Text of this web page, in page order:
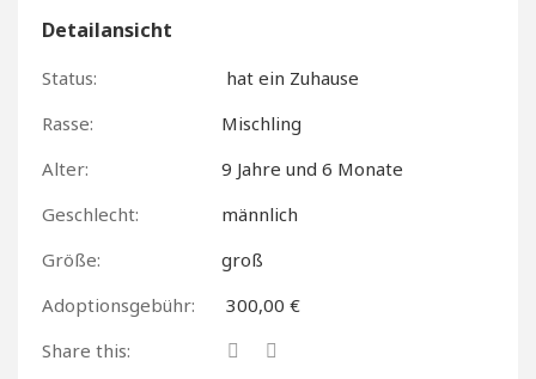
Detailansicht
Status:
hat ein Zuhause
Rasse:
Mischling
Alter:
9 Jahre und 6 Monate
Geschlecht:
männlich
Größe:
groß
Adoptionsgebühr:
300,00 €
Share this: